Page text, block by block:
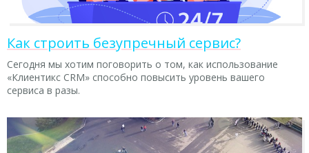
Как строить безупречный сервис?
Сегодня мы хотим поговорить о том, как использование
«Клиентикс CRM» способно повысить уровень вашего
сервиса в разы.